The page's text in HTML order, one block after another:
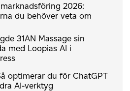
2026:
du behöver veta om
31AN Massage sin
med Loopias AI i
optimerar du för ChatGPT
AI-verktyg